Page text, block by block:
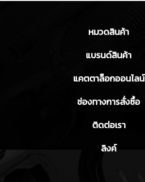
หมวดสินค้า
แบรนด์สินค้า
แคตตาล็อกออนไลน์
ช่องทางการสั่งซื้อ
ติดต่อเรา
ลิงค์